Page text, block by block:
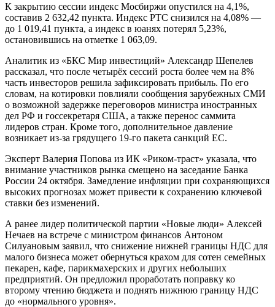
К закрытию сессии индекс Мосбиржи опустился на 4,1%,
составив 2 632,42 пункта. Индекс РТС снизился на 4,08% —
до 1 019,41 пункта, а индекс в юанях потерял 5,23%,
остановившись на отметке 1 063,09.
Аналитик из «БКС Мир инвестиций» Александр Шепелев
рассказал, что после четырёх сессий роста более чем на 8%
часть инвесторов решила зафиксировать прибыль. По его
словам, на котировки повлияли сообщения зарубежных СМИ
о возможной задержке переговоров министра иностранных
дел РФ и госсекретаря США, а также перенос саммита
лидеров стран. Кроме того, дополнительное давление
возникает из-за грядущего 19-го пакета санкций ЕС.
Эксперт Валерия Попова из ИК «Риком-траст» указала, что
внимание участников рынка смещено на заседание Банка
России 24 октября. Замедление инфляции при сохраняющихся
высоких прогнозах может привести к сохранению ключевой
ставки без изменений.
А ранее лидер политической партии «Новые люди» Алексей
Нечаев на встрече с министром финансов Антоном
Силуановым заявил, что снижение нижней границы НДС для
малого бизнеса может обернуться крахом для сотен семейных
пекарен, кафе, парикмахерских и других небольших
предприятий. Он предложил проработать поправку ко
второму чтению бюджета и поднять нижнюю границу НДС
до «нормального уровня».